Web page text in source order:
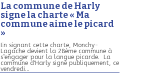
La commune de Harly
signe la charte « Ma
commune aime le picard
»
En signant cette charte, Monchy-
Lagache devient la 28ème commune à
s’engager pour la langue picarde. La
commune d'Harly signe publiquement, ce
vendredi...